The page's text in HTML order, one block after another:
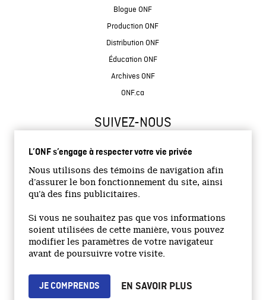
L’ONF s’engage à respecter votre vie privée
Nous utilisons des témoins de navigation afin
d’assurer le bon fonctionnement du site, ainsi
qu’à des fins publicitaires.
Si vous ne souhaitez pas que vos informations
soient utilisées de cette manière, vous pouvez
modifier les paramètres de votre navigateur
avant de poursuivre votre visite.
JE COMPRENDS EN SAVOIR PLUS
Blogue ONF
Production ONF
Distribution ONF
Éducation ONF
Archives ONF
ONF.ca
SUIVEZ-NOUS
Site institutionnel
Accessibilité
Politique de confidentialité